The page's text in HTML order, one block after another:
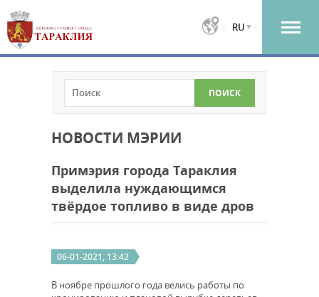
RU
НОВОСТИ МЭРИИ
Примэрия города Тараклия
выделила нуждающимся
твёрдое топливо в виде дров
06-01-2021, 13:42
В ноябре прошлого года велись работы по